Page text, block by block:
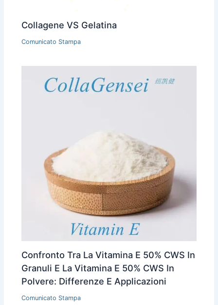
Collagene VS Gelatina
Comunicato Stampa
Confronto Tra La Vitamina E 50% CWS In
Granuli E La Vitamina E 50% CWS In
Polvere: Differenze E Applicazioni
Comunicato Stampa